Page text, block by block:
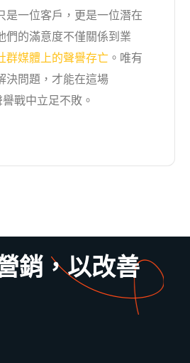
是一位客戶，更是一位潛在
們的滿意度不僅關係到業
群媒體上的聲譽存亡。唯有
決問題，才能在這場
戰中立足不敗。
銷，以改善